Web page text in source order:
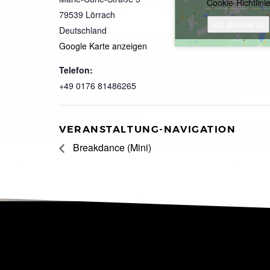
79539 Lörrach
Deutschland
Google Karte anzeigen
Telefon:
+49 0176 81486265
Cookie-Richtlinie
VERANSTALTUNG-NAVIGATION
Breakdance (Mini)